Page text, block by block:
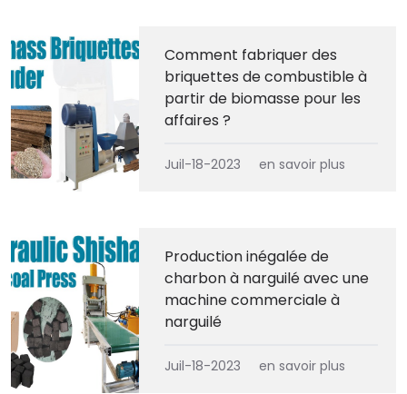
Comment fabriquer des
briquettes de combustible à
partir de biomasse pour les
affaires ?
Juil-18-2023 en savoir plus
Production inégalée de
charbon à narguilé avec une
machine commerciale à
narguilé
Juil-18-2023 en savoir plus